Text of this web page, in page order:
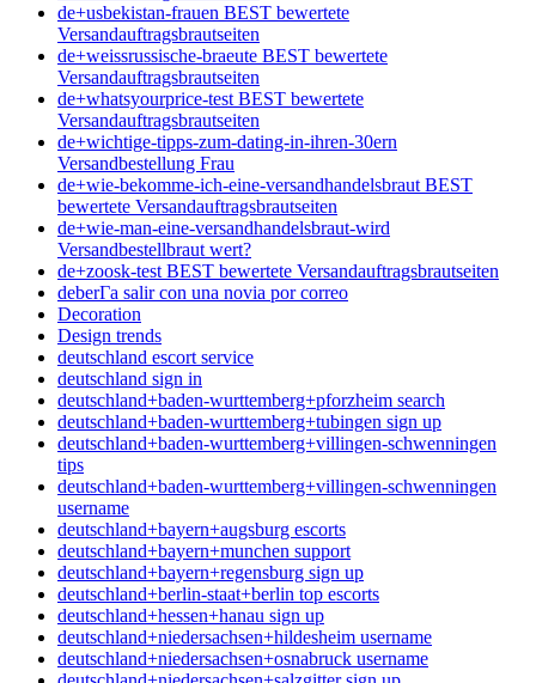
de+usbekistan-frauen BEST bewertete
Versandauftragsbrautseiten
de+weissrussische-braeute BEST bewertete
Versandauftragsbrautseiten
de+whatsyourprice-test BEST bewertete
Versandauftragsbrautseiten
de+wichtige-tipps-zum-dating-in-ihren-30ern
Versandbestellung Frau
de+wie-bekomme-ich-eine-versandhandelsbraut BEST
bewertete Versandauftragsbrautseiten
de+wie-man-eine-versandhandelsbraut-wird
Versandbestellbraut wert?
de+zoosk-test BEST bewertete Versandauftragsbrautseiten
deberГ­a salir con una novia por correo
Decoration
Design trends
deutschland escort service
deutschland sign in
deutschland+baden-wurttemberg+pforzheim search
deutschland+baden-wurttemberg+tubingen sign up
deutschland+baden-wurttemberg+villingen-schwenningen
tips
deutschland+baden-wurttemberg+villingen-schwenningen
username
deutschland+bayern+augsburg escorts
deutschland+bayern+munchen support
deutschland+bayern+regensburg sign up
deutschland+berlin-staat+berlin top escorts
deutschland+hessen+hanau sign up
deutschland+niedersachsen+hildesheim username
deutschland+niedersachsen+osnabruck username